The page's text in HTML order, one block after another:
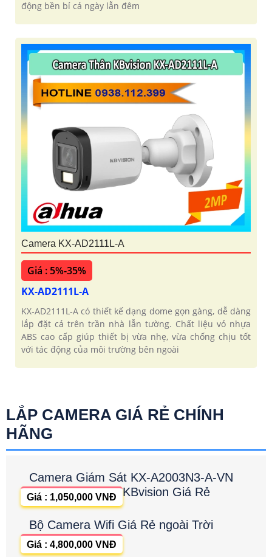
động bền bỉ cả ngày lẫn đêm
Camera KX-AD2111L-A
Giá : 5%-35%
KX-AD2111L-A
KX‑AD2111L‑A có thiết kế dạng dome gọn gàng, dễ dàng
lắp đặt cả trên trần nhà lẫn tường. Chất liệu vỏ nhựa
ABS cao cấp giúp thiết bị vừa nhẹ, vừa chống chịu tốt
với tác động của môi trường bên ngoài
LẮP CAMERA GIÁ RẺ CHÍNH
HÃNG
Camera Giám Sát KX-A2003N3-A-VN
KBvision Giá Rẻ
Giá : 1,050,000 VNĐ
Bộ Camera Wifi Giá Rẻ ngoài Trời
Giá : 4,800,000 VNĐ